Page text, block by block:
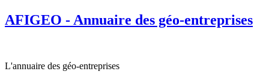
AFIGEO - Annuaire des géo-entreprises
L'annuaire des géo-entreprises